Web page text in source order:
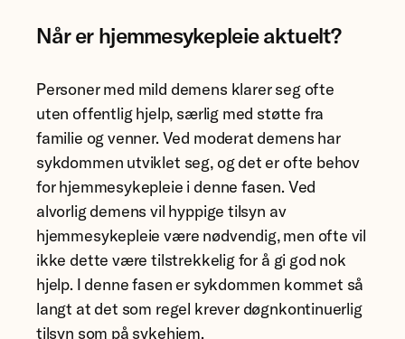
Når er hjemmesykepleie aktuelt?
Personer med mild demens klarer seg ofte
uten offentlig hjelp, særlig med støtte fra
familie og venner. Ved moderat demens har
sykdommen utviklet seg, og det er ofte behov
for hjemmesykepleie i denne fasen. Ved
alvorlig demens vil hyppige tilsyn av
hjemmesykepleie være nødvendig, men ofte vil
ikke dette være tilstrekkelig for å gi god nok
hjelp. I denne fasen er sykdommen kommet så
langt at det som regel krever døgnkontinuerlig
tilsyn som på sykehjem.